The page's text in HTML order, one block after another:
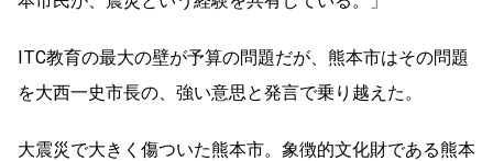
ITC教育の最大の壁が予算の問題だが、熊本市はその問題
を大西一史市長の、強い意思と発言で乗り越えた。
大震災で大きく傷ついた熊本市。象徴的文化財である熊本